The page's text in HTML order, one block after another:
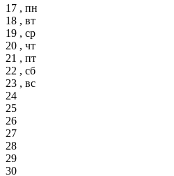
17 , пн
18 , вт
19 , ср
20 , чт
21 , пт
22 , сб
23 , вс
24
25
26
27
28
29
30